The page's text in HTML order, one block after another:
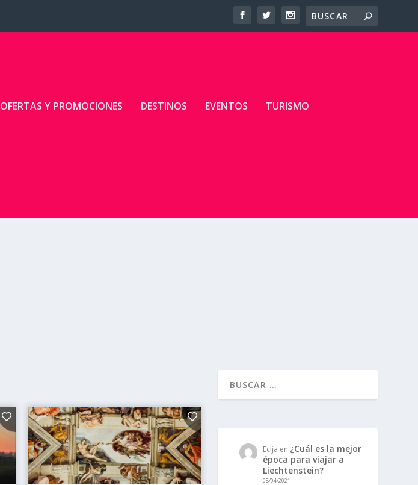
OFERTAS Y PROMOCIONES DESTINOS EVENTOS TURISMO
Ecija en ¿Cuál es la mejor
época para viajar a
Liechtenstein?
08/04/2021